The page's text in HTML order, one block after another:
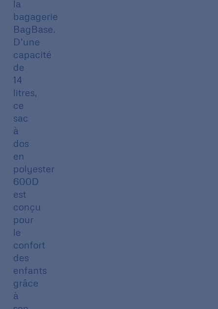
la
bagagerie
BagBase.
D’une
capacité
de
14
litres,
ce
sac
à
dos
en
polyester
600D
est
conçu
pour
le
confort
des
enfants
grâce
à